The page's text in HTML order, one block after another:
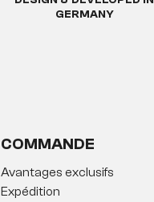
GERMANY
COMMANDE
Avantages exclusifs
Expédition